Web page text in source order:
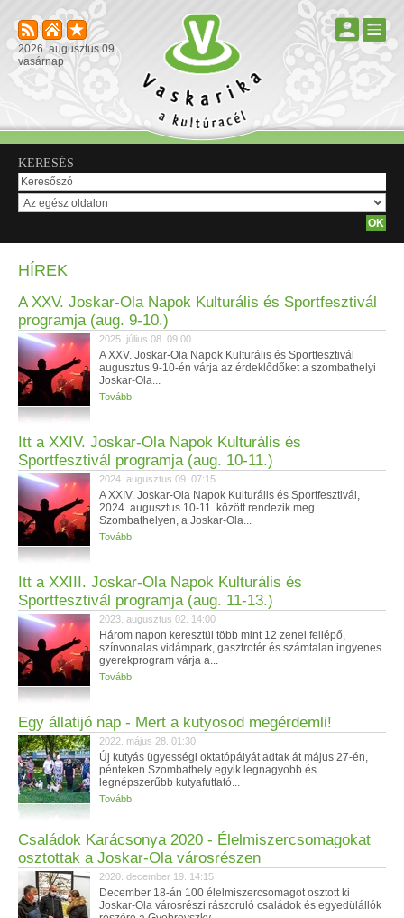
2026. augusztus 09.
vasárnap
KERESÉS
HÍREK
A XXV. Joskar-Ola Napok Kulturális és Sportfesztivál
programja (aug. 9-10.)
2025. július 08. 09:00
A XXV. Joskar-Ola Napok Kulturális és Sportfesztivál
augusztus 9-10-én várja az érdeklődőket a szombathelyi
Joskar-Ola...
Tovább
Itt a XXIV. Joskar-Ola Napok Kulturális és
Sportfesztivál programja (aug. 10-11.)
2024. augusztus 09. 07:15
A XXIV. Joskar-Ola Napok Kulturális és Sportfesztivál,
2024. augusztus 10-11. között rendezik meg
Szombathelyen, a Joskar-Ola...
Tovább
Itt a XXIII. Joskar-Ola Napok Kulturális és
Sportfesztivál programja (aug. 11-13.)
2023. augusztus 02. 14:00
Három napon keresztül több mint 12 zenei fellépő,
színvonalas vidámpark, gasztrotér és számtalan ingyenes
gyerekprogram várja a...
Tovább
Egy állatijó nap - Mert a kutyosod megérdemli!
2022. május 28. 01:30
Új kutyás ügyességi oktatópályát adtak át május 27-én,
pénteken Szombathely egyik legnagyobb és
legnépszerűbb kutyafuttató...
Tovább
Családok Karácsonya 2020 - Élelmiszercsomagokat
osztottak a Joskar-Ola városrészen
2020. december 19. 14:15
December 18-án 100 élelmiszercsomagot osztott ki
Joskar-Ola városrészi rászoruló családok és egyedülállók